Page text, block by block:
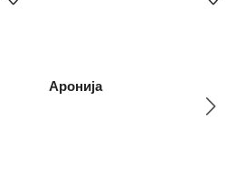
Аронија